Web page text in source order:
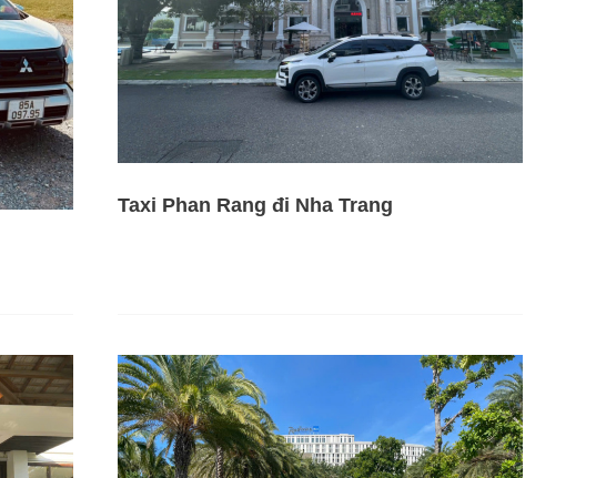
Taxi Phan Rang đi Nha Trang